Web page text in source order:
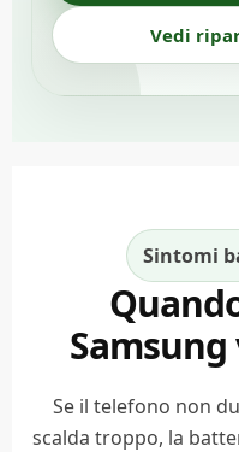
Vedi
Sintomi
Se il telefono non
scalda troppo, la